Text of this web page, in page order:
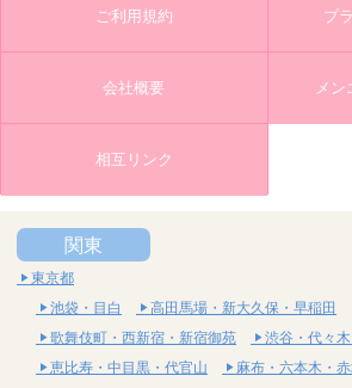
ご利用規約 プ
会社概要 メ
相互リンク
関東
東京都
池袋・目白
高田馬場・新大久保・早稲田
歌舞伎町・西新宿・新宿御苑
渋谷・代々
恵比寿・中目黒・代官山
麻布・六本木・